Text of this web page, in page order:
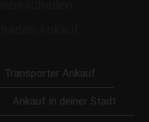
Transporter Ankauf
Ankauf in deiner Stadt